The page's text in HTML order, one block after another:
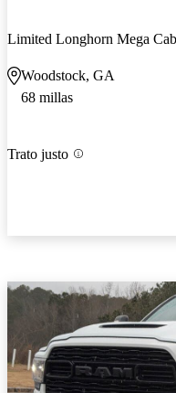
Limited Longhorn Mega
Woodstock, GA
68 millas
Trato justo